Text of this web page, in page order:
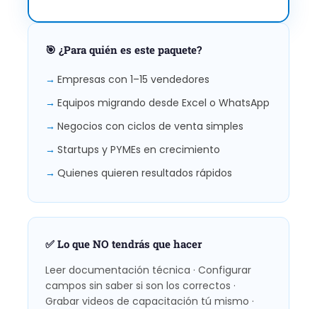
🎯 ¿Para quién es este paquete?
Empresas con 1–15 vendedores
Equipos migrando desde Excel o WhatsApp
Negocios con ciclos de venta simples
Startups y PYMEs en crecimiento
Quienes quieren resultados rápidos
✅ Lo que NO tendrás que hacer
Leer documentación técnica · Configurar
campos sin saber si son los correctos ·
Grabar videos de capacitación tú mismo ·